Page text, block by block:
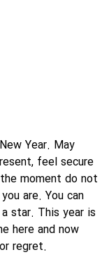
Year. May
feel secure
moment do not
are. You can
star. This year is
here and now
regret.